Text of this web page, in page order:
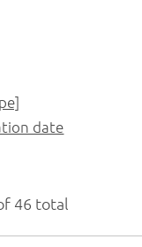
46 total
date